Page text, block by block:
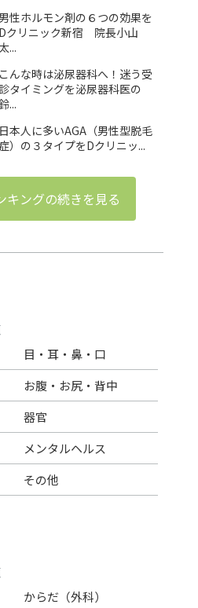
性ホルモン剤の６つの効果を
Dクリニック新宿 院長小山
...
こんな時は泌尿器科へ！迷う受
診タイミングを泌尿器科医の
...
日本人に多いAGA（男性型脱毛
）の３タイプをDクリニッ...
キングの続きを見る
目・耳・鼻・口
お腹・お尻・背中
器官
メンタルヘルス
その他
からだ（外科）